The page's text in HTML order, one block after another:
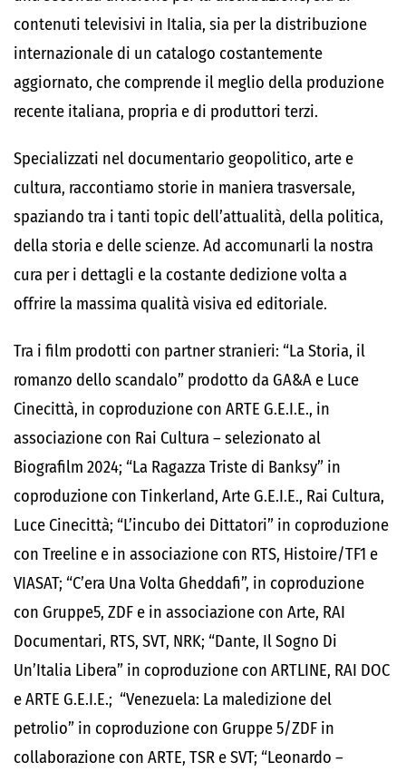
contenuti televisivi in Italia, sia per la distribuzione
internazionale di un catalogo costantemente
aggiornato, che comprende il meglio della produzione
recente italiana, propria e di produttori terzi.
Specializzati nel documentario geopolitico, arte e
cultura, raccontiamo storie in maniera trasversale,
spaziando tra i tanti topic dell’attualità, della politica,
della storia e delle scienze. Ad accomunarli la nostra
cura per i dettagli e la costante dedizione volta a
offrire la massima qualità visiva ed editoriale.
Tra i film prodotti con partner stranieri: “La Storia, il
romanzo dello scandalo” prodotto da GA&A e Luce
Cinecittà, in coproduzione con ARTE G.E.I.E., in
associazione con Rai Cultura – selezionato al
Biografilm 2024; “La Ragazza Triste di Banksy” in
coproduzione con Tinkerland, Arte G.E.I.E., Rai Cultura,
Luce Cinecittà; “L’incubo dei Dittatori” in coproduzione
con Treeline e in associazione con RTS, Histoire/TF1 e
VIASAT; “C’era Una Volta Gheddafi”, in coproduzione
con Gruppe5, ZDF e in associazione con Arte, RAI
Documentari, RTS, SVT, NRK; “Dante, Il Sogno Di
Un’Italia Libera” in coproduzione con ARTLINE, RAI DOC
e ARTE G.E.I.E.; “Venezuela: La maledizione del
petrolio” in coproduzione con Gruppe 5/ZDF in
collaborazione con ARTE, TSR e SVT; “Leonardo –